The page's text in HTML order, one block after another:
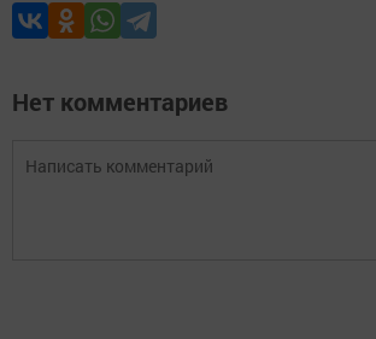
Нет комментариев